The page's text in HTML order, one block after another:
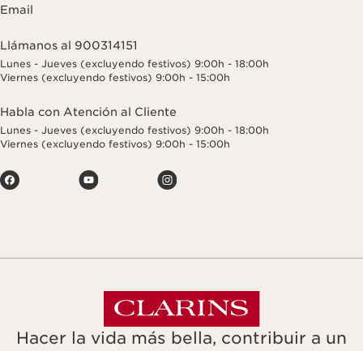
Email
Llámanos al 900314151
Lunes - Jueves (excluyendo festivos) 9:00h - 18:00h
Viernes (excluyendo festivos) 9:00h - 15:00h
Habla con Atención al Cliente
Lunes - Jueves (excluyendo festivos) 9:00h - 18:00h
Viernes (excluyendo festivos) 9:00h - 15:00h
Hacer la vida más bella, contribuir a un